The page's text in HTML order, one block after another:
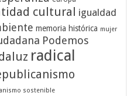
cultural igualdad
memoria histórica mujer
Podemos
radical
sostenible